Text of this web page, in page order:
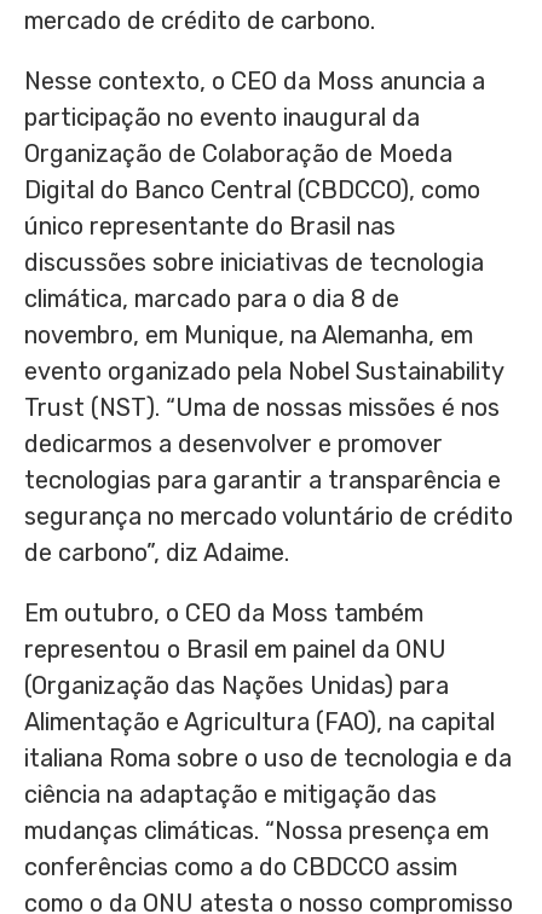
mercado de crédito de carbono.
Nesse contexto, o CEO da Moss anuncia a
participação no evento inaugural da
Organização de Colaboração de Moeda
Digital do Banco Central (CBDCCO), como
único representante do Brasil nas
discussões sobre iniciativas de tecnologia
climática, marcado para o dia 8 de
novembro, em Munique, na Alemanha, em
evento organizado pela Nobel Sustainability
Trust (NST). “Uma de nossas missões é nos
dedicarmos a desenvolver e promover
tecnologias para garantir a transparência e
segurança no mercado voluntário de crédito
de carbono”, diz Adaime.
Em outubro, o CEO da Moss também
representou o Brasil em painel da ONU
(Organização das Nações Unidas) para
Alimentação e Agricultura (FAO), na capital
italiana Roma sobre o uso de tecnologia e da
ciência na adaptação e mitigação das
mudanças climáticas. “Nossa presença em
conferências como a do CBDCCO assim
como o da ONU atesta o nosso compromisso